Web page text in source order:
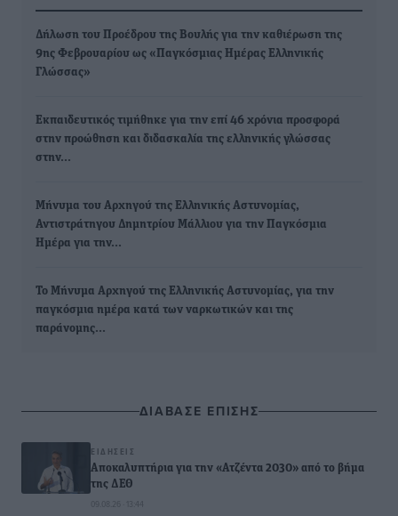
Δήλωση του Προέδρου της Βουλής για την καθιέρωση της
9ης Φεβρουαρίου ως «Παγκόσμιας Ημέρας Ελληνικής
Γλώσσας»
Εκπαιδευτικός τιμήθηκε για την επί 46 χρόνια προσφορά
στην προώθηση και διδασκαλία της ελληνικής γλώσσας
στην…
Μήνυμα του Αρχηγού της Ελληνικής Αστυνομίας,
Αντιστράτηγου Δημητρίου Μάλλιου για την Παγκόσμια
Ημέρα για την…
Το Μήνυμα Αρχηγού της Ελληνικής Αστυνομίας, για την
παγκόσμια ημέρα κατά των ναρκωτικών και της
παράνομης…
ΔΙΑΒΑΣΕ ΕΠΙΣΗΣ
ΕΙΔΉΣΕΙΣ
Αποκαλυπτήρια για την «Ατζέντα 2030» από το βήμα
της ΔΕΘ
09.08.26 · 13:44